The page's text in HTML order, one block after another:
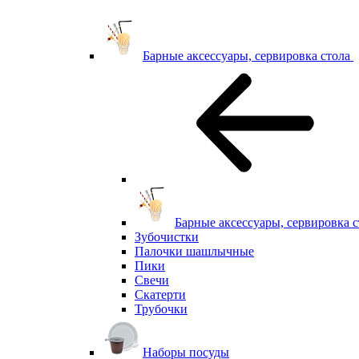
Барные аксессуары, сервировка стола
Барные аксессуары, сервировка
Зубочистки
Палочки шашлычные
Пики
Свечи
Скатерти
Трубочки
Наборы посуды